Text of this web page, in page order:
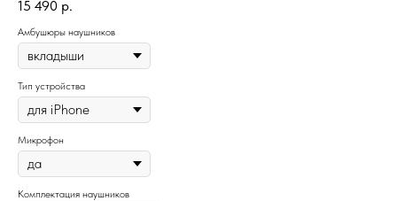
15 490 р.
Амбушюры наушников
Тип устройства
Микрофон
Комплектация наушников